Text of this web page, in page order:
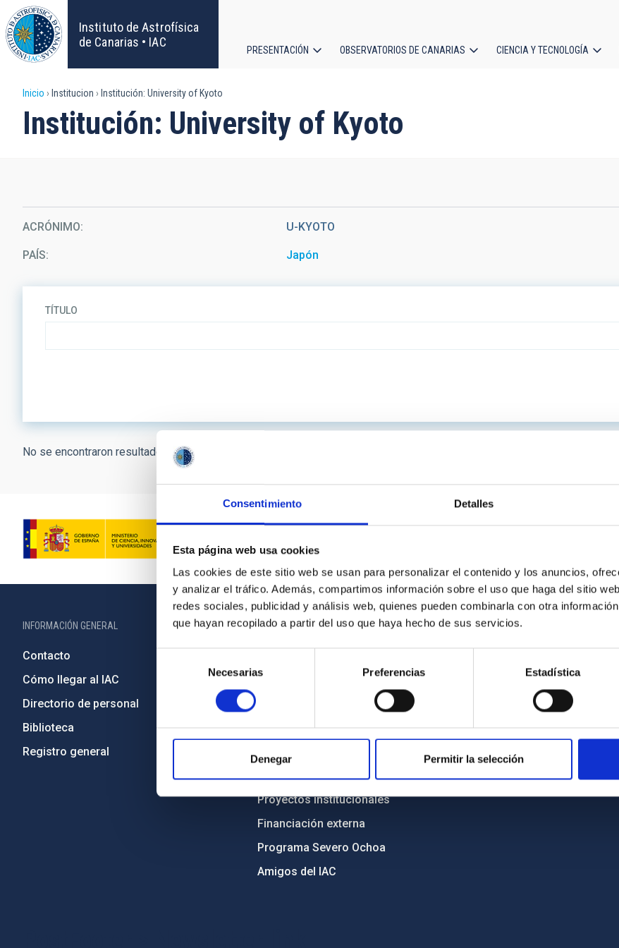
Consentimiento Detalles
Esta página web usa cookies
Las cookies de este sitio web se usan para personalizar el contenido y los anuncios,
y analizar el tráfico. Además, compartimos información sobre el uso que haga del sitio
redes sociales, publicidad y análisis web, quienes pueden combinarla con otra
que hayan recopilado a partir del uso que haya hecho de sus servicios.
consentimiento
Necesarias Preferencias Estadística
Denegar Permitir la selección
Pasar
al
contenido
principal
Instituto de Astrofísica
de Canarias • IAC
principal
PRESENTACIÓN OBSERVATORIOS DE CANARIAS CIENCIA Y TECNOLOGÍA
Sobrescribir
enlaces
a
la
navegación
Inicio Institucion Institución: University of Kyoto
Institución: University of Kyoto
ACRÓNIMO U-KYOTO
PAÍS Japón
TÍTULO
No se encontraron resultados.
INFORMACIÓN GENERAL
Contacto
Cómo llegar al IAC
Directorio de personal
Biblioteca
Registro general
INFORMACIÓN INSTITUCIONAL
Transparencia
Código ético y política antifraude
Igualdad y diversidad de género
Medio Ambiente y Sostenibilidad
Proyectos institucionales
Financiación externa
Programa Severo Ochoa
Amigos del IAC
PORTAL DEL IAC
Políticas de privacidad
Aviso legal
Política de cookies
Accesibilidad